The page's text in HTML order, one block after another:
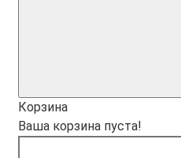
Корзина
Ваша корзина пуста!